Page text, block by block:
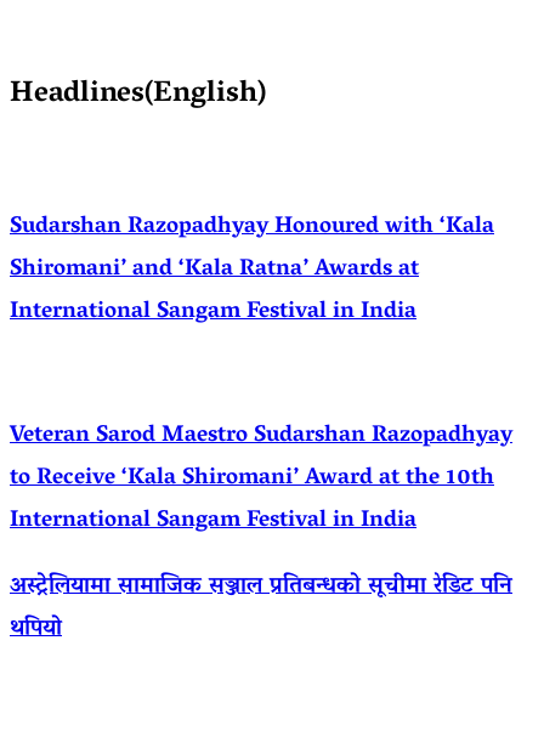
Headlines(English)
Sudarshan Razopadhyay Honoured with ‘Kala
Shiromani’ and ‘Kala Ratna’ Awards at
International Sangam Festival in India
Veteran Sarod Maestro Sudarshan Razopadhyay
to Receive ‘Kala Shiromani’ Award at the 10th
International Sangam Festival in India
अस्ट्रेलियामा सामाजिक सञ्जाल प्रतिबन्धको सूचीमा रेडिट पनि
थपियो